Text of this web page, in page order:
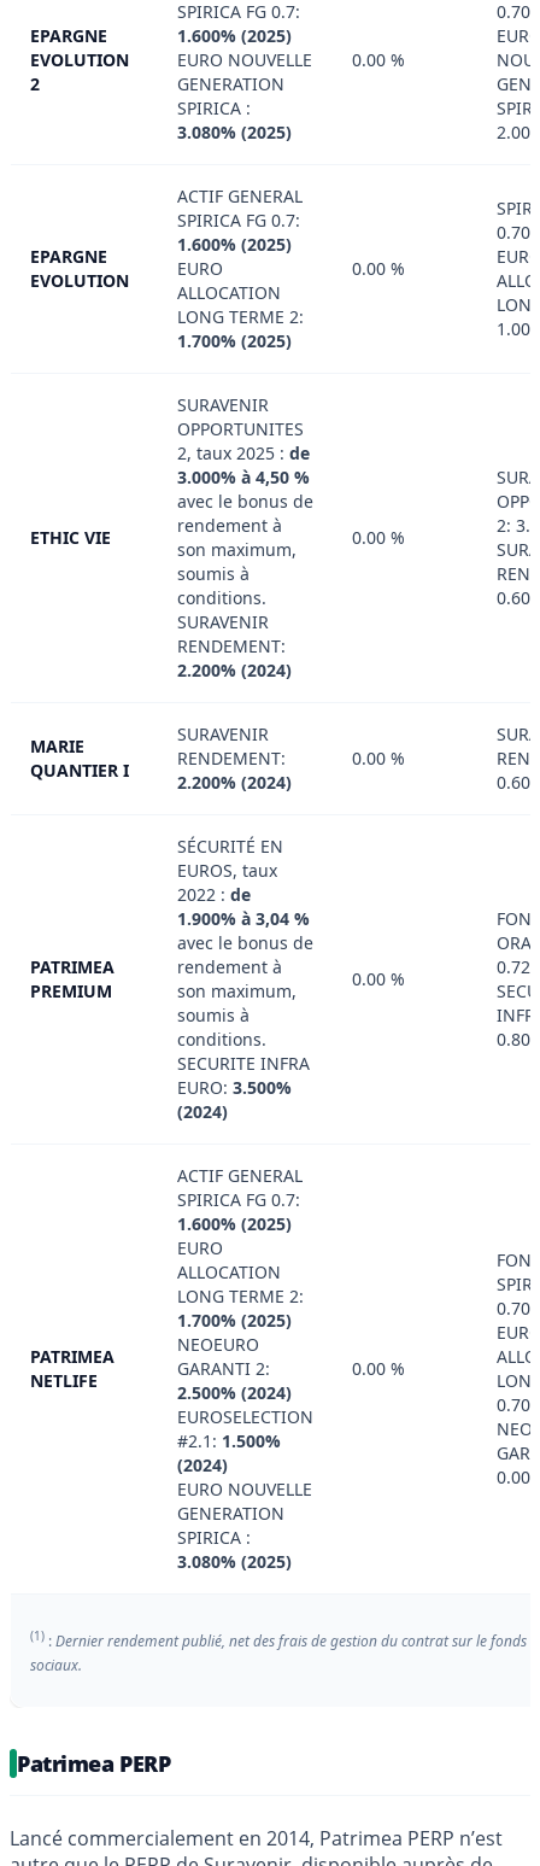
EPARGNE
EVOLUTION
2
SPIRICA FG 0.7:
1.600% (2025)
EURO NOUVELLE
GENERATION
SPIRICA :
3.080% (2025)
0.00 %
EPARGNE
EVOLUTION
ACTIF GENERAL
SPIRICA FG 0.7:
1.600% (2025)
EURO
ALLOCATION
LONG TERME 2:
1.700% (2025)
0.00 %
ETHIC VIE
SURAVENIR
OPPORTUNITES
2, taux 2025 : de
3.000% à 4,50 %
avec le bonus de
rendement à
son maximum,
soumis à
conditions.
SURAVENIR
RENDEMENT:
2.200% (2024)
0.00 %
2:
MARIE
QUANTIER I
SURAVENIR
RENDEMENT:
2.200% (2024)
0.00 %
PATRIMEA
PREMIUM
SÉCURITÉ EN
EUROS, taux
2022 : de
1.900% à 3,04 %
avec le bonus de
rendement à
son maximum,
soumis à
conditions.
SECURITE INFRA
EURO: 3.500%
(2024)
0.00 %
PATRIMEA
NETLIFE
ACTIF GENERAL
SPIRICA FG 0.7:
1.600% (2025)
EURO
ALLOCATION
LONG TERME 2:
1.700% (2025)
NEOEURO
GARANTI 2:
2.500% (2024)
EUROSELECTION
#2.1: 1.500%
(2024)
EURO NOUVELLE
GENERATION
SPIRICA :
3.080% (2025)
0.00 %
(1) :Dernier rendement publié, net des frais de gestion du contrat sur le fonds
sociaux.
Patrimea PERP
Lancé commercialement en 2014, Patrimea PERP n’est